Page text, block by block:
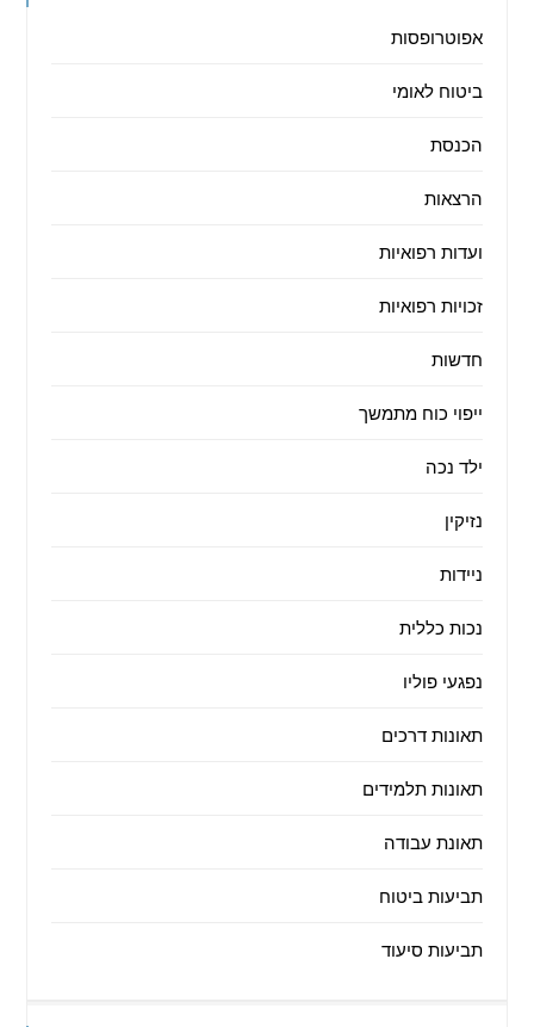
אפוטרופסות
ביטוח לאומי
הכנסת
הרצאות
ועדות רפואיות
זכויות רפואיות
חדשות
ייפוי כוח מתמשך
ילד נכה
נזיקין
ניידות
נכות כללית
נפגעי פוליו
תאונות דרכים
תאונות תלמידים
תאונת עבודה
תביעות ביטוח
תביעות סיעוד